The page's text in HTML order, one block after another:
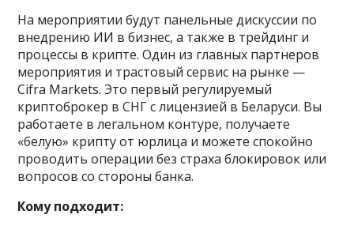
На мероприятии будут панельные дискуссии по
внедрению ИИ в бизнес, а также в трейдинг и
процессы в крипте. Один из главных партнеров
мероприятия и трастовый сервис на рынке —
Cifra Markets. Это первый регулируемый
криптоброкер в СНГ с лицензией в Беларуси. Вы
работаете в легальном контуре, получаете
«белую» крипту от юрлица и можете спокойно
проводить операции без страха блокировок или
вопросов со стороны банка.
Кому подходит: